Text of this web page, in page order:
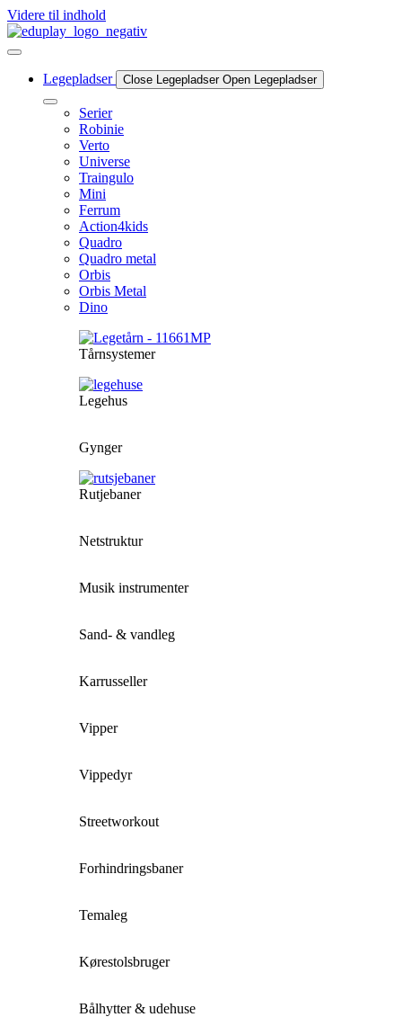
Videre til indhold
Legepladser Close Legepladser Open Legepladser
Serier
Robinie
Verto
Universe
Traingulo
Mini
Ferrum
Action4kids
Quadro
Quadro metal
Orbis
Orbis Metal
Dino
Tårnsystemer
Legehus
Gynger
Rutjebaner
Netstruktur
Musik instrumenter
Sand- & vandleg
Karrusseller
Vipper
Vippedyr
Streetworkout
Forhindringsbaner
Temaleg
Kørestolsbruger
Bålhytter & udehuse